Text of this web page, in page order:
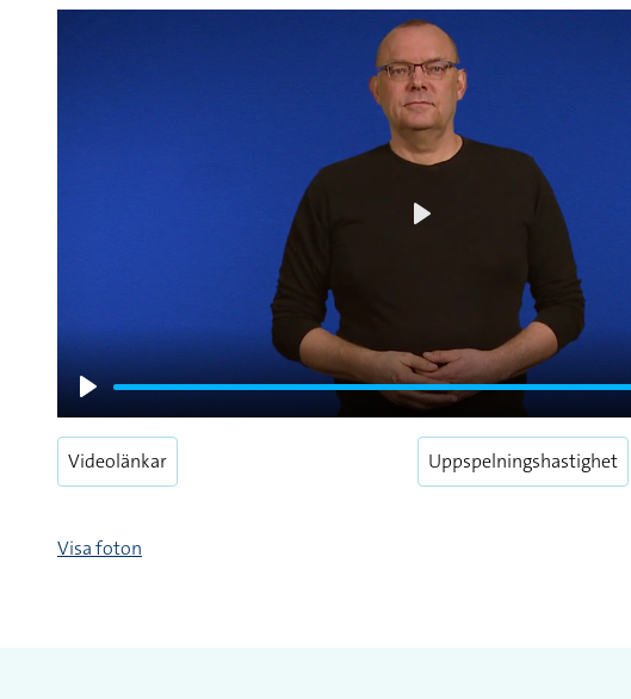
Play
Videolänkar Uppspelningshastighet
Visa foton